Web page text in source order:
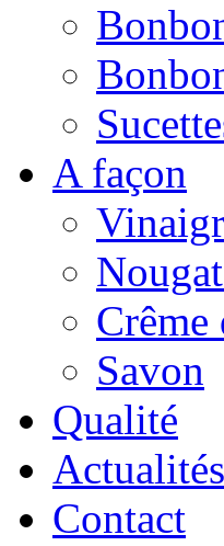
A façon
Crême
Savon
Qualité
Actualités
Contact